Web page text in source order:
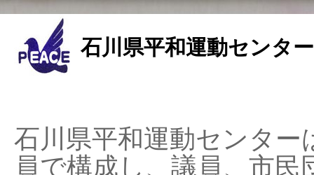
石川県平和運動センタ
石川県平和運動センタ
員で構成し、議員、市